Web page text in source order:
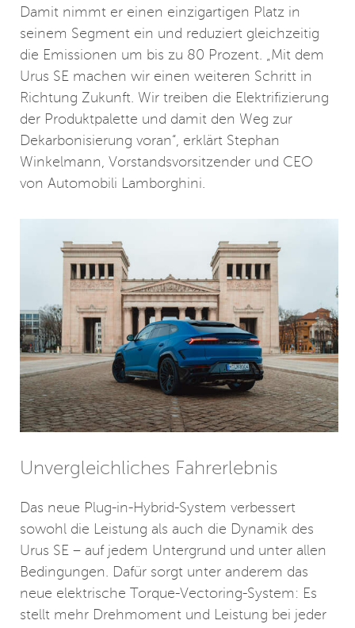
Damit nimmt er einen einzigartigen Platz in
seinem Segment ein und reduziert gleichzeitig
die Emissionen um bis zu 80 Prozent. „Mit dem
Urus SE machen wir einen weiteren Schritt in
Richtung Zukunft. Wir treiben die Elektrifizierung
der Produktpalette und damit den Weg zur
Dekarbonisierung voran“, erklärt Stephan
Winkelmann, Vorstandsvorsitzender und CEO
von Automobili Lamborghini.
Unvergleichliches Fahrerlebnis
Das neue Plug-in-Hybrid-System verbessert
sowohl die Leistung als auch die Dynamik des
Urus SE – auf jedem Untergrund und unter allen
Bedingungen. Dafür sorgt unter anderem das
neue elektrische Torque-Vectoring-System: Es
stellt mehr Drehmoment und Leistung bei jeder